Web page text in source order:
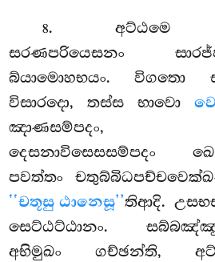
8.
සරණපරියෙසනං
බ්යාමොහභයං. විගතො
විසාරදො, තස්ස භාවො
ඤාණසම්පදං,
දෙසනාවිසෙසසම්පදං
පවත්තං
‘‘චතූසු ඨානෙසූ’’තිආදි.
සෙට්ඨට්ඨානං.
අභිමුඛං ගච්ඡන්ති,